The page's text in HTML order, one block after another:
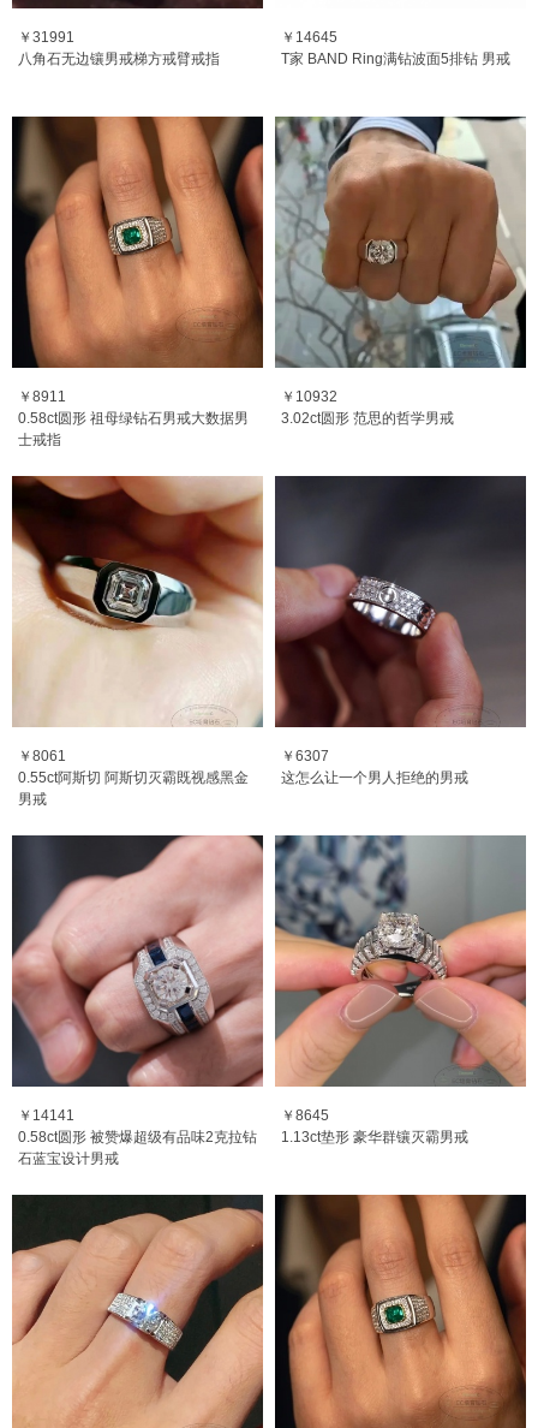
￥31991
八角石无边镶男戒梯方戒臂戒指
￥14645
T家 BAND Ring满钻波面5排钻 男戒
￥8911
0.58ct圆形 祖母绿钻石男戒大数据男
士戒指
￥10932
3.02ct圆形 范思的哲学男戒
￥8061
0.55ct阿斯切 阿斯切灭霸既视感黑金
男戒
￥6307
这怎么让一个男人拒绝的男戒
￥14141
0.58ct圆形 被赞爆超级有品味2克拉钻
石蓝宝设计男戒
￥8645
1.13ct垫形 豪华群镶灭霸男戒